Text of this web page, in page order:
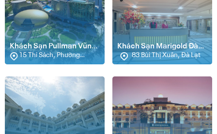
Khách Sạn Pullman Vũng
Tàu15 Thi Sách, Phường
Thắng Tam, Vũng Tàu
Khách Sạn Marigold Đà
Lạt 83 Bùi Thị Xuân, Đà Lạt